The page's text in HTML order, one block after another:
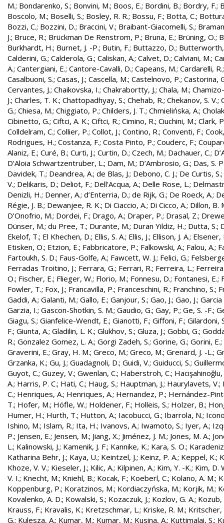
M.; Bondarenko, S.; Bonvini, M.; Boos, E.; Bordini, B.; Bordry, F.;
Boscolo, M.; Boselli, S.; Bosley, R. R.; Bossu, F.; Botta, C.;
Bozzi, C.; Bozzini, D.; Braccini, V.; Braibant-Giacomelli, S.;
J.; Bruce, R.; Brückman De Renstrom, P.; Bruna, E.; Brüning, O.;
Burkhardt, H.; Burnet, J. -P.; Butin, F.; Buttazzo, D.;
Calderini, G.; Calderola, G.; Caliskan, A.; Calvet, D.; Calviani, M.;
A.; Cantergiani, E.; Cantore-Cavalli, D.; Capeans, M.; Cardarelli, R.
Casalbuoni, S.; Casas, J.; Cascella, M.; Castelnovo, P.; Castorina,
Cervantes, J.; Chaikovska, I.; Chakrabortty, J.; Chala, M.;
J.; Charles, T. K.; Chattopadhyay, S.; Chehab, R.; Chekanov, S. V.;
G.; Chiesa, M.; Chiggiato, P.; Childers, J. T.; Chmielińska, A.;
Cibinetto, G.; Ciftci, A. K.; Ciftci, R.; Cimino, R.; Ciuchini, M.; Clark,
Colldelram, C.; Collier, P.; Collot, J.; Contino, R.; Conventi, F.;
Rodrigues, H.; Costanza, F.; Costa Pinto, P.; Couderc, F.;
Alaniz, E.; Curé, B.; Curti, J.; Curtin, D.; Czech, M.; Dachauer, C.;
D’Aloia Schwartzentruber, L.; Dam, M.; D’Ambrosio, G.; Das, S.
Davidek, T.; Deandrea, A.; de Blas, J.; Debono, C. J.; De Curtis, S.;
V.; Delikaris, D.; Deliot, F.; Dell’Acqua, A.; Delle Rose, L.;
Denizli, H.; Denner, A.; d’Enterria, D.; de Rijk, G.; De Roeck, A.;
Régie, J. B.; Dewanjee, R. K.; Di Ciaccio, A.; Di Cicco, A.; Dillon, B.
D’Onofrio, M.; Dordei, F.; Drago, A.; Draper, P.; Drasal, Z.;
Dünser, M.; du Pree, T.; Durante, M.; Duran Yildiz, H.; Dutta, S.;
Ekelof, T.; El Khechen, D.; Ellis, S. A.; Ellis, J.; Ellison, J. A.; Elsener,
Etisken, O.; Etzion, E.; Fabbricatore, P.; Falkowski, A.; Falou, A.;
Fartoukh, S. D.; Faus-Golfe, A.; Fawcett, W. J.; Felici, G.;
Ferradas Troitino, J.; Ferrara, G.; Ferrari, R.; Ferreira, L.;
O.; Fischer, E.; Flieger, W.; Florio, M.; Fonnesu, D.; Fontanesi, E.;
Fowler, T.; Fox, J.; Francavilla, P.; Franceschini, R.; Franchino, S.;
Gaddi, A.; Galanti, M.; Gallo, E.; Ganjour, S.; Gao, J.; Gao, J.; Garcia
Garzia, I.; Gascon-Shotkin, S. M.; Gaudio, G.; Gay, P.; Ge, S. -F.;
Giagu, S.; Gianfelice-Wendt, E.; Gianotti, F.; Giffoni, F.; Gilardoni,
F.; Giunta, A.; Gladilin, L. K.; Glukhov, S.; Gluza, J.; Gobbi, G.;
R.; Gonzalez Gomez, L. A.; Gorgi Zadeh, S.; Gorine, G.; Gorini, E.;
Graverini, E.; Gray, H. M.; Greco, M.; Greco, M.; Grenard, J. -L.;
Grzanka, K.; Gu, J.; Guadagnoli, D.; Guidi, V.; Guiducci, S.;
Guyot, C.; Guzey, V.; Gwenlan, C.; Haberstroh, C.;
A.; Harris, P. C.; Hati, C.; Haug, S.; Hauptman, J.; Haurylavets, V.;
C.; Henriques, A.; Henriques, A.; Hernandez, P.; Hernández-
T.; Hofer, M.; Höfle, W.; Holdener, F.; Holleis, S.; Holzer, B.;
Humer, H.; Hurth, T.; Hutton, A.; Iacobucci, G.; Ibarrola, N.;
Ishino, M.; Islam, R.; Ita, H.; Ivanovs, A.; Iwamoto, S.; Iyer, A.;
P.; Jensen, E.; Jensen, M.; Jiang, X.; Jiménez, J. M.; Jones, M. A.;
L.; Kalinowski, J.; Kamenik, J. F.; Kannike, K.; Kara, S. O.;
Katharina Behr, J.; Kaya, U.; Keintzel, J.; Keinz, P. A.; Keppel, K.;
Khoze, V. V.; Kieseler, J.; Kilic, A.; Kilpinen, A.; Kim, Y. -K.; Kim, D.
V. I.; Knecht, M.; Kniehl, B.; Kocak, F.; Koeberl, C.; Kolano, A. M.;
Koppenburg, P.; Koratzinos, M.; Kordiaczyńska, M.; Korjik, M.;
Kovalenko, A. D.; Kowalski, S.; Kozaczuk, J.; Kozlov, G. A.; Kozub,
Krauss, F.; Kravalis, K.; Kretzschmar, L.; Kriske, R. M.; Kritscher,
G.; Kulesza, A.; Kumar, M.; Kumar, M.; Kusina, A.; Kuttimalai, S.;